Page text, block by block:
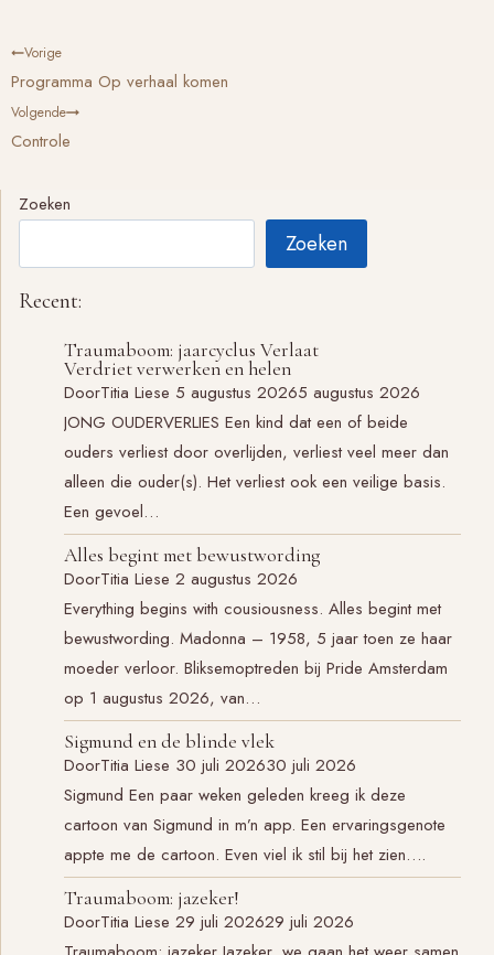
Bericht
navigatie
Vorige
Programma Op verhaal komen
Volgende
Controle
Zoeken
Zoeken
Recent:
Traumaboom: jaarcyclus Verlaat
Verdriet verwerken en helen
DoorTitia Liese 5 augustus 20265 augustus 2026
JONG OUDERVERLIES Een kind dat een of beide
ouders verliest door overlijden, verliest veel meer dan
alleen die ouder(s). Het verliest ook een veilige basis.
Een gevoel…
Alles begint met bewustwording
DoorTitia Liese 2 augustus 2026
Everything begins with cousiousness. Alles begint met
bewustwording. Madonna – 1958, 5 jaar toen ze haar
moeder verloor. Bliksemoptreden bij Pride Amsterdam
op 1 augustus 2026, van…
Sigmund en de blinde vlek
DoorTitia Liese 30 juli 202630 juli 2026
Sigmund Een paar weken geleden kreeg ik deze
cartoon van Sigmund in m’n app. Een ervaringsgenote
appte me de cartoon. Even viel ik stil bij het zien….
Traumaboom: jazeker!
DoorTitia Liese 29 juli 202629 juli 2026